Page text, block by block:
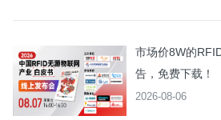
市场价8W的
告，免费下载！
2026-08-06